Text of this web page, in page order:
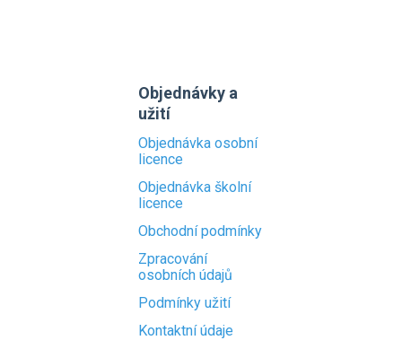
Objednávky a
užití
Objednávka osobní
licence
Objednávka školní
licence
Obchodní podmínky
Zpracování
osobních údajů
Podmínky užití
Kontaktní údaje